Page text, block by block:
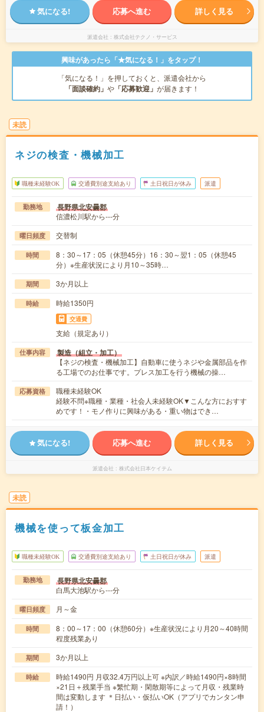
気になる! 応募へ進む 詳しく見る
派遣会社 株式会社テクノ・サービス
興味があったら「★気になる！」をタップ！
「気になる！」を押しておくと、派遣会社から
「面談確約」 や 「応募歓迎」 が届きます！
未読
ネジの検査・機械加工
職種未経験OK 交通費別途支給あり 土日祝日が休み 派遣
勤務地 長野県北安曇郡
信濃松川駅から---分
曜日頻度 交替制
時間
8：30～17：05（休憩45分）16：30～翌1：05（休憩45
分）※生産状況により月10～35時…
期間 3か月以上
時給 時給1350円
交通費
支給（規定あり）
仕事内容 製造（組立・加工）
【ネジの検査・機械加工】自動車に使うネジや金属部品を作
る工場でのお仕事です。プレス加工を行う機械の操…
応募資格
職種未経験OK
経験不問※職種・業種・社会人未経験OK▼こんな方におすす
めです！・モノ作りに興味がある・重い物はでき…
気になる! 応募へ進む 詳しく見る
派遣会社 株式会社日本ケイテム
未読
機械を使って板金加工
職種未経験OK 交通費別途支給あり 土日祝日が休み 派遣
勤務地 長野県北安曇郡
白馬大池駅から---分
曜日頻度 月～金
時間
8：00～17：00（休憩60分）※生産状況により月20～40時間
程度残業あり
期間 3か月以上
時給
時給1490円 月収32.4万円以上可 ※内訳／時給1490円×8時間
×21日＋残業手当 ※繁忙期・閑散期等によって月収・残業時
間は変動します ＊日払い・仮払いOK（アプリでカンタン申
請！）